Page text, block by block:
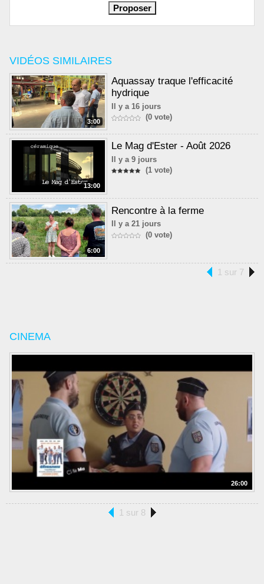
VIDÉOS SIMILAIRES
3:00
Aquassay traque l'efficacité
hydrique
Il y a 16 jours
(0 vote)
13:00
Le Mag d'Ester - Août 2026
Il y a 9 jours
(1 vote)
6:00
Rencontre à la ferme
Il y a 21 jours
(0 vote)
1 sur 7
CINEMA
26:00
1 sur 8